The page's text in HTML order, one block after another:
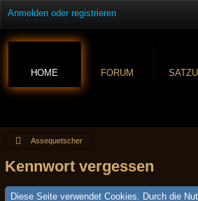
Anmelden oder registrieren
HOME FORUM
Assequetscher
Kennwort vergessen
Diese Seite verwendet Cookies. Durch die